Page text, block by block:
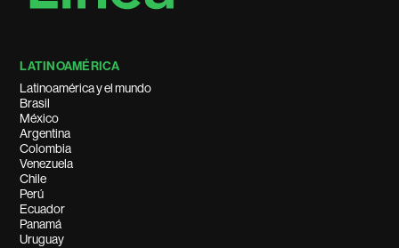
LATINOAMÉRICA
Latinoamérica y el mundo
Brasil
México
Argentina
Colombia
Venezuela
Chile
Perú
Ecuador
Panamá
Uruguay